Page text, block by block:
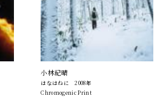
小林紀晴
はなはねに 2008年
Chromogenic Print